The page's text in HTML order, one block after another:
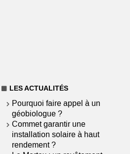
LES ACTUALITÉS
Pourquoi faire appel à un
géobiologue ?
Commet garantir une
installation solaire à haut
rendement ?